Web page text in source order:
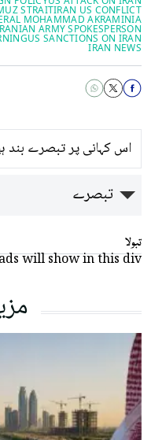
IRAN US CONFLICT
STRAIT
MOHAMMAD AKRAMINIA
ARMY SPOKESPERSON
US SANCTIONS ON IRAN
IRAN NEWS
اس کہانی پر تبصرے بند
تبصرے
تبولا
will show in this div